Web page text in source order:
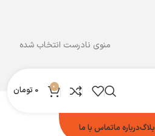
منوی نادرست انتخاب شده
0
0 تومان
بلاگدرباره ماتماس با ما